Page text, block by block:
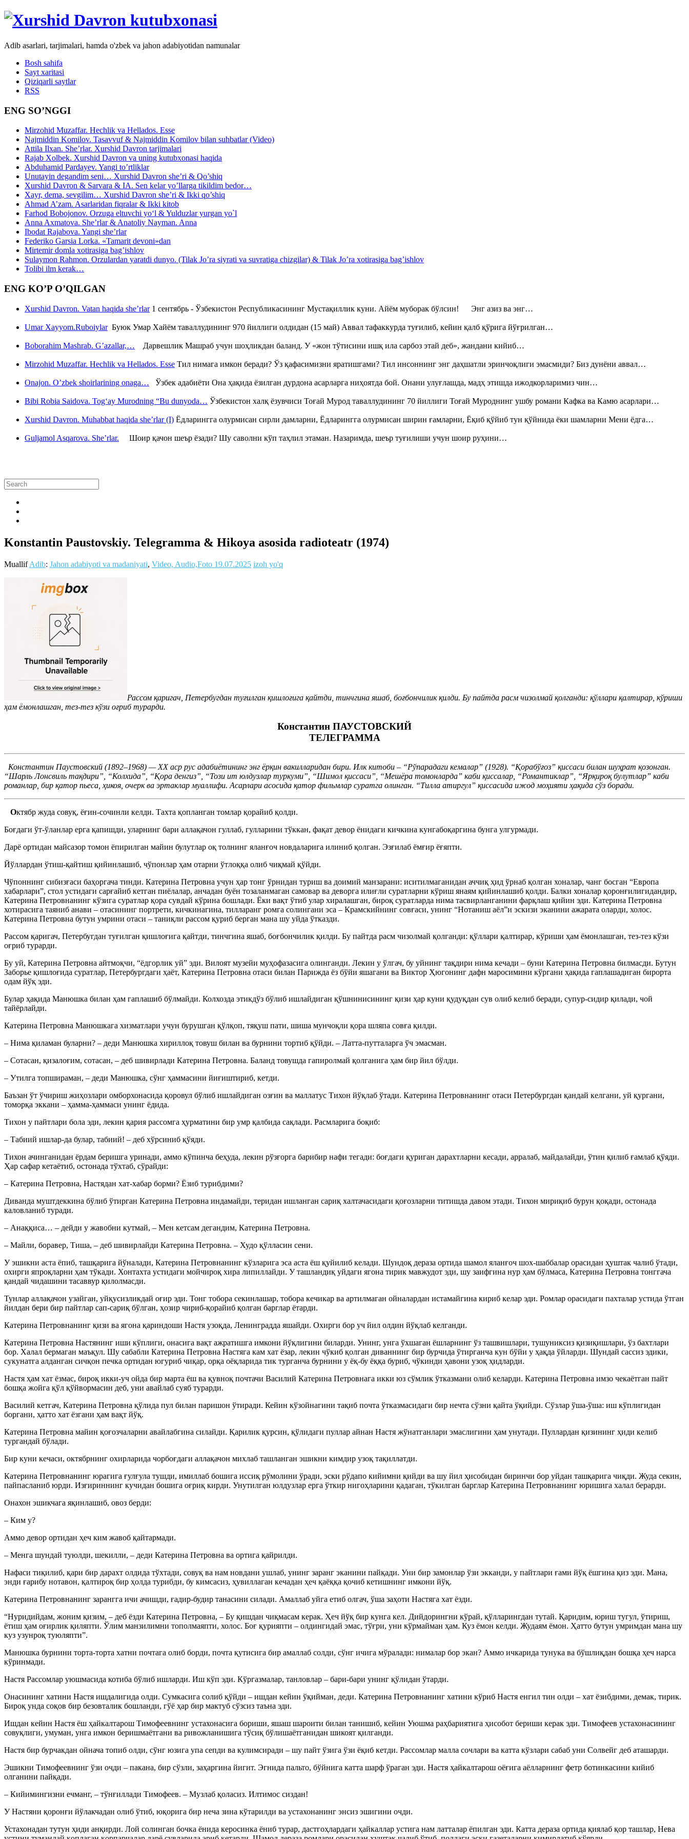
Adib asarlari, tarjimalari, hamda o'zbek va jahon adabiyotidan namunalar
Bosh sahifa
Sayt xaritasi
Qiziqarli saytlar
RSS
ENG SO’NGGI
Mirzohid Muzaffar. Hechlik va Hellados. Esse
Najmiddin Komilov. Tasavvuf & Najmiddin Komilov bilan suhbatlar (Video)
Attila Ilxan. She’rlar. Xurshid Davron tarjimalari
Rajab Xolbek. Xurshid Davron va uning kutubxonasi haqida
Abduhamid Pardayev. Yangi to’rtliklar
Unutayin degandim seni… Xurshid Davron she’ri & Qo’shiq
Xurshid Davron & Sarvara & IA. Sen kelar yo’llarga tikildim bedor…
Xayr, dema, sevgilim… Xurshid Davron she’ri & Ikki qo’shiq
Ahmad A’zam. Asarlaridan fiqralar & Ikki kitob
Farhod Bobojonov. Orzuga eltuvchi yo‘l & Yulduzlar yurgan yo`l
Anna Axmatova. She’rlar & Anatoliy Nayman. Anna
Ibodat Rajabova. Yangi she’rlar
Federiko Garsia Lorka. «Tamarit devoni»dan
Mirtemir domla xotirasiga bag’ishlov
Sulaymon Rahmon. Orzulardan yaratdi dunyo. (Tilak Jo’ra siyrati va suvratiga chizgilar) & Tilak Jo’ra xotirasiga bag’ishlov
Tolibi ilm kerak…
ENG KO’P O’QILGAN
Xurshid Davron. Vatan haqida she’rlar1 сентябрь - Ўзбекистон Республикасининг Мустақиллик куни. Айём муборак бўлсин! Энг азиз ва энг…
Umar Xayyom.RuboiylarБуюк Умар Хайём таваллудининг 970 йиллиги олдидан (15 май) Аввал тафаккурда туғилиб, кейин қалб қўрига йўғрилган…
Boborahim Mashrab. G’azallar,… Дарвешлик Машраб учун шоҳликдан баланд. У «жон тўтисини ишқ ила сарбоз этай деб», жандани кийиб…
Mirzohid Muzaffar. Hechlik va Hellados. Esse Тил нимага имкон беради? Ўз қафасимизни яратишгами? Тил инсоннинг энг даҳшатли эринчоқлиги эмасмиди? Биз дунёни аввал…
Onajon. O’zbek shoirlarining onaga… Ўзбек адабиёти Она ҳақида ёзилган дурдона асарларга ниҳоятда бой. Онани улуғлашда, мадҳ этишда ижодкорларимиз чин…
Bibi Robia Saidova. Tog‘ay Murodning “Bu dunyoda… Ўзбекистон халқ ёзувчиси Тоғай Мурод таваллудининг 70 йиллиги Тоғай Муроднинг ушбу романи Кафка ва Камю асарлари…
Xurshid Davron. Muhabbat haqida she’rlar (I) Ёдларингга олурмисан сирли дамларни, Ёдларингга олурмисан ширин ғамларни, Ёқиб қўйиб тун қўйнида ёки шамларни Мени ёдга…
Guljamol Asqarova. She’rlar. Шоир қачон шеър ёзади? Шу саволни кўп таҳлил этаман. Назаримда, шеър туғилиши учун шоир руҳини…
Konstantin Paustovskiy. Telegramma & Hikoya asosida radioteatr (1974)
MuallifAdib: Jahon adabiyoti va madaniyati, Video, Audio,Foto 19.07.2025 izoh yo'q
Рассом қаригач, Петербугдан туғилган қишлоғига қайтди, тинчгина яшаб, боғбончилик қилди. Бу пайтда расм чизолмай қолганди: қўллари қалтирар, кўриши
ҳам ёмонлашган, тез-тез кўзи оғриб турарди.
Константин ПАУСТОВСКИЙ
ТЕЛЕГРАММА
Константин Паустовский (1892–1968) — ХХ аср рус адабиётининг энг ёрқин вакилларидан бири. Илк китоби – “Рўпарадаги кемалар” (1928). “Қорабўғоз” қиссаси билан шуҳрат қозонган.
“Шарль Лонсвиль тақдири”, “Колхида”, “Қора денгиз”, “Този ит юлдузлар туркуми”, “Шимол қиссаси”, “Мешёра томонларда” каби қиссалар, “Романтиклар”, “Ярқироқ булутлар” каби
романлар, бир қатор пьеса, ҳикоя, очерк ва эртаклар муаллифи. Асарлари асосида қатор фильмлар суратга олинган. “Тилла атиргул” қиссасида ижод моҳияти ҳақида сўз боради.
Октябр жуда совуқ, ёғин-сочинли келди. Тахта қопланган томлар қорайиб қолди.
Боғдаги ўт-ўланлар ерга қапишди, уларнинг бари аллақачон гуллаб, гулларини тўккан, фақат девор ёнидаги кичкина кунгабоқаргина бунга улгурмади.
Дарё ортидан майсазор томон ёпирилган майин булутлар оқ толнинг яланғоч новдаларига илиниб қолган. Эзғилаб ёмғир ёғяпти.
Йўллардан ўтиш-қайтиш қийинлашиб, чўпонлар ҳам отарни ўтлоққа олиб чиқмай қўйди.
Чўпоннинг сибизғаси баҳоргача тинди. Катерина Петровна учун ҳар тонг ўрнидан туриш ва доимий манзарани: иситилмаганидан аччиқ ҳид ўрнаб қолган хоналар, чанг босган “Европа
хабарлари”, стол устидаги сарғайиб кетган пиёлалар, анчадан буён тозаланмаган самовар ва деворга илиғли суратларни кўриш янаям қийинлашиб қолди. Балки хоналар қоронғилигидандир,
Катерина Петровнанинг кўзига суратлар қора сувдай кўрина бошлади. Ёки вақт ўтиб улар хиралашган, бироқ суратларда нима тасвирланганини фарқлаш қийин эди. Катерина Петровна
хотирасига таяниб анави – отасининг портрети, кичкинагина, тилларанг ромга солингани эса – Крамскийнинг совғаси, унинг “Нотаниш аёл”и эскизи эканини ажарата оларди, холос.
Катерина Петровна бутун умрини отаси – таниқли рассом қуриб берган мана шу уйда ўтказди.
Рассом қаригач, Петербугдан туғилган қишлоғига қайтди, тинчгина яшаб, боғбончилик қилди. Бу пайтда расм чизолмай қолганди: қўллари қалтирар, кўриши ҳам ёмонлашган, тез-тез кўзи
оғриб турарди.
Бу уй, Катерина Петровна айтмоқчи, “ёдгорлик уй” эди. Вилоят музейи муҳофазасига олинганди. Лекин у ўлгач, бу уйнинг тақдири нима кечади – буни Катерина Петровна билмасди. Бутун
Заборье қишлоғида суратлар, Петербургдаги ҳаёт, Катерина Петровна отаси билан Парижда ёз бўйи яшагани ва Виктор Ҳюгонинг дафн маросимини кўргани ҳақида гаплашадиган бирорта
одам йўқ эди.
Булар ҳақида Манюшка билан ҳам гаплашиб бўлмайди. Колхозда этикдўз бўлиб ишлайдиган қўшнинисининг қизи ҳар куни қудуқдан сув олиб келиб беради, супур-сидир қилади, чой
тайёрлайди.
Катерина Петровна Манюшкага хизматлари учун бурушган қўлқоп, тяқуш пати, шиша мунчоқли қора шляпа совға қилди.
– Нима қиламан буларни? – деди Манюшка хириллоқ товуш билан ва бурнини тортиб қўйди. – Латта-путталарга ўч эмасман.
– Сотасан, қизалоғим, сотасан, – деб шивирлади Катерина Петровна. Баланд товушда гапиролмай қолганига ҳам бир йил бўлди.
– Утилга топшираман, – деди Манюшка, сўнг ҳаммасини йиғиштириб, кетди.
Баъзан ўт ўчириш жиҳозлари омборхонасида қоровул бўлиб ишлайдиган озғин ва маллатус Тихон йўқлаб ўтади. Катерина Петровнанинг отаси Петербургдан қандай келгани, уй қургани,
томорқа эккани – ҳамма-ҳаммаси унинг ёдида.
Тихон у пайтлари бола эди, лекин қария рассомга ҳурматини бир умр қалбида сақлади. Расмларига боқиб:
– Табиий ишлар-да булар, табиий! – деб хўрсиниб қўяди.
Тихон ачинганидан ёрдам беришга уринади, аммо кўпинча беҳуда, лекин рўзғорга барибир нафи тегади: боғдаги қуриган дарахтларни кесади, арралаб, майдалайди, ўтин қилиб ғамлаб қўяди.
Ҳар сафар кетаётиб, остонада тўхтаб, сўрайди:
– Катерина Петровна, Настядан хат-хабар борми? Ёзиб турибдими?
Диванда муштдеккина бўлиб ўтирган Катерина Петровна индамайди, теридан ишланган сариқ халтачасидаги қоғозларни титишда давом этади. Тихон мириқиб бурун қоқади, остонада
каловланиб туради.
– Анаққиса… – дейди у жавобни кутмай, – Мен кетсам дегандим, Катерина Петровна.
– Майли, боравер, Тиша, – деб шивирлайди Катерина Петровна. – Худо қўлласин сени.
У эшикни аста ёпиб, ташқарига йўналади, Катерина Петровнанинг кўзларига эса аста ёш қуйилиб келади. Шундоқ дераза ортида шамол яланғоч шох-шаббалар орасидан ҳуштак чалиб ўтади,
охирги япроқларни ҳам тўкади. Хонтахта устидаги мойчироқ хира липиллайди. У ташландиқ уйдаги ягона тирик мавжудот эди, шу заифгина нур ҳам бўлмаса, Катерина Петровна тонггача
қандай чидашини тасаввур қилолмасди.
Тунлар аллақачон узайган, уйқусизликдай оғир эди. Тонг тобора секинлашар, тобора кечикар ва артилмаган ойналардан истамайгина кириб келар эди. Ромлар орасидаги пахталар устида ўтган
йилдан бери бир пайтлар сап-сариқ бўлган, ҳозир чириб-қорайиб қолган барглар ётарди.
Катерина Петровнанинг қизи ва ягона қариндоши Настя узоқда, Ленинградда яшайди. Охирги бор уч йил олдин йўқлаб келганди.
Катерина Петровна Настянинг иши кўплиги, онасига вақт ажратишга имкони йўқлигини биларди. Унинг, унга ўхшаган ёшларнинг ўз ташвишлари, тушуниксиз қизиқишлари, ўз бахтлари
бор. Халал бермаган маъқул. Шу сабабли Катерина Петровна Настяга кам хат ёзар, лекин чўкиб қолган диваннинг бир бурчида ўтирганча кун бўйи у ҳақда ўйларди. Шундай сассиз эдики,
сукунатга алданган сичқон печка ортидан югуриб чиқар, орқа оёқларида тик турганча бурнини у ёқ-бу ёққа буриб, чўкинди ҳавони узоқ ҳидларди.
Настя ҳам хат ёзмас, бироқ икки-уч ойда бир марта ёш ва қувноқ почтачи Василий Катерина Петровнага икки юз сўмлик ўтказмани олиб келарди. Катерина Петровна имзо чекаётган пайт
бошқа жойга қўл қўйвормасин деб, уни авайлаб суяб турарди.
Василий кетгач, Катерина Петровна қўлида пул билан паришон ўтиради. Кейин кўзойнагини тақиб почта ўтказмасидаги бир нечта сўзни қайта ўқийди. Сўзлар ўша-ўша: иш кўплигидан
боргани, ҳатто хат ёзгани ҳам вақт йўқ.
Катерина Петровна майин қоғозчаларни авайлабгина силайди. Қарилик қурсин, қўлидаги пуллар айнан Настя жўнатганлари эмаслигини ҳам унутади. Пуллардан қизининг ҳиди келиб
тургандай бўлади.
Бир куни кечаси, октябрнинг охирларида чорбоғдаги аллақачон михлаб ташланган эшикни кимдир узоқ тақиллатди.
Катерина Петровнанинг юрагига ғулғула тушди, имиллаб бошига иссиқ рўмолини ўради, эски рўдапо кийимни қийди ва шу йил ҳисобидан биринчи бор уйдан ташқарига чиқди. Жуда секин,
пайпасланиб юрди. Изғириннинг кучидан бошига оғриқ кирди. Унутилган юлдузлар ерга ўткир нигоҳларини қадаган, тўкилган барглар Катерина Петровнанинг юришига халал берарди.
Онахон эшикчага яқинлашиб, овоз берди:
– Ким у?
Аммо девор ортидан ҳеч ким жавоб қайтармади.
– Менга шундай туюлди, шекилли, – деди Катерина Петровна ва ортига қайрилди.
Нафаси тиқилиб, қари бир дарахт олдида тўхтади, совуқ ва нам новдани ушлаб, унинг заранг эканини пайқади. Уни бир замонлар ўзи экканди, у пайтлари ғами йўқ ёшгина қиз эди. Мана,
энди ғарибу нотавон, қалтироқ бир ҳолда турибди, бу кимсасиз, ҳувиллаган кечадан ҳеч қаёққа қочиб кетишнинг имкони йўқ.
Катерина Петровнанинг зарангга ичи ачишди, ғадир-будир танасини силади. Амаллаб уйга етиб олгач, ўша заҳоти Настяга хат ёзди.
“Нуридийдам, жоним қизим, – деб ёзди Катерина Петровна, – Бу қишдан чиқмасам керак. Ҳеч йўқ бир кунга кел. Дийдорингни кўрай, қўлларингдан тутай. Қаридим, юриш тугул, ўтириш,
ётиш ҳам оғирлик қиляпти. Ўлим манзилимни тополмаяпти, холос. Боғ қурияпти – олдингидай эмас, тўғри, уни кўрмайман ҳам. Куз ёмон келди. Жудаям ёмон. Ҳатто бутун умримдан мана шу
куз узунроқ туюляпти”.
Манюшка бурнини торта-торта хатни почтага олиб борди, почта қутисига бир амаллаб солди, сўнг ичига мўралади: нималар бор экан? Аммо ичкарида тунука ва бўшлиқдан бошқа ҳеч нарса
кўринмади.
Настя Рассомлар уюшмасида котиба бўлиб ишларди. Иш кўп эди. Кўргазмалар, танловлар – бари-бари унинг қўлидан ўтарди.
Онасининг хатини Настя ишдалигида олди. Сумкасига солиб қўйди – ишдан кейин ўқийман, деди. Катерина Петровнанинг хатини кўриб Настя енгил тин олди – хат ёзибдими, демак, тирик.
Бироқ унда соқов бир безовталик бошланди, гўё ҳар бир мактуб сўзсиз таъна эди.
Ишдан кейин Настя ёш ҳайкалтарош Тимофеевнинг устахонасига бориши, яшаш шароити билан танишиб, кейин Уюшма раҳбариятига ҳисобот бериши керак эди. Тимофеев устахонасининг
совуқлиги, умуман, унга имкон беришмаётгани ва ривожланишига тўсиқ бўлишаётганидан шикоят қилганди.
Настя бир бурчакдан ойнача топиб олди, сўнг юзига упа сепди ва кулимсиради – шу пайт ўзига ўзи ёқиб кетди. Рассомлар малла сочлари ва катта кўзлари сабаб уни Солвейг деб аташарди.
Эшикни Тимофеевнинг ўзи очди – пакана, бир сўзли, заҳаргина йигит. Эгнида пальто, бўйнига катта шарф ўраган эди. Настя ҳайкалтарош оёғига аёлларнинг фетр ботинкасини кийиб
олганини пайқади.
– Кийимингизни ечманг, – тўнғиллади Тимофеев. – Музлаб қоласиз. Илтимос сиздан!
У Настяни қоронғи йўлакчадан олиб ўтиб, юқорига бир неча зина кўтарилди ва устахонанинг энсиз эшигини очди.
Устахонадан тутун ҳиди анқирди. Лой солинган бочка ёнида керосинка ёниб турар, дастгоҳлардаги ҳайкаллар устига нам латталар ёпилган эди. Катта дераза ортида қиялаб қор ташлар, Нева